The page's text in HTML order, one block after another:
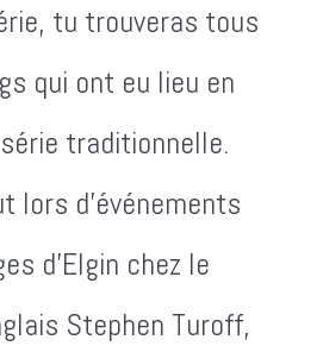
tu trouveras tous
qui ont eu lieu en
traditionnelle.
lors d'événements
d'Elgin chez le
Stephen Turoff,